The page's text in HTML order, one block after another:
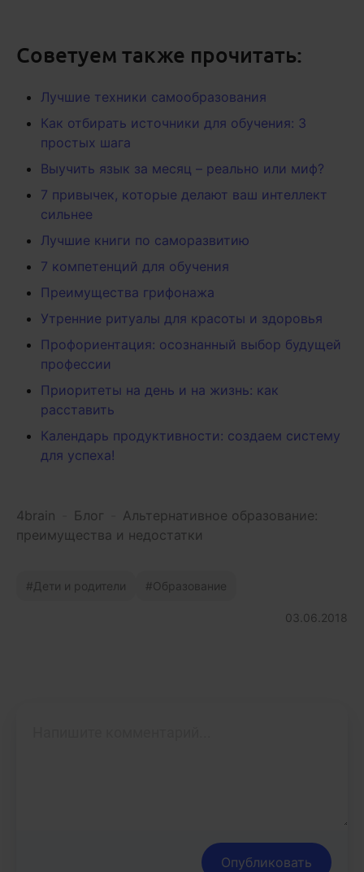
Советуем также прочитать:
Лучшие техники самообразования
Как отбирать источники для обучения: 3
простых шага
Выучить язык за месяц – реально или миф?
7 привычек, которые делают ваш интеллект
сильнее
Лучшие книги по саморазвитию
7 компетенций для обучения
Преимущества грифонажа
Утренние ритуалы для красоты и здоровья
Профориентация: осознанный выбор будущей
профессии
Приоритеты на день и на жизнь: как
расставить
Календарь продуктивности: создаем систему
для успеха!
4brain Блог
Альтернативное образование:
преимущества и недостатки
Дети и родители Образование
03.06.2018
Опубликовать